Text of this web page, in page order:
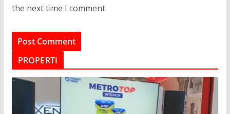
the next time I comment.
PROPERTI